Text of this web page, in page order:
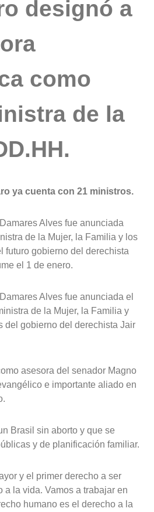
designó a
como
de la
ya cuenta con 21 ministros.
Alves fue anunciada
de la Mujer, la Familia y los
futuro gobierno del derechista
el 1 de enero.
Alves fue anunciada el
de la Mujer, la Familia y
del gobierno del derechista Jair
asesora del senador Magno
e importante aliado en
Brasil sin aborto y que se
y de planificación familiar.
y el primer derecho a ser
a la vida. Vamos a trabajar en
humano es el derecho a la